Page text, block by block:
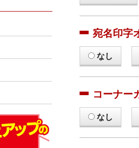
宛名印字
なし
コーナー
なし